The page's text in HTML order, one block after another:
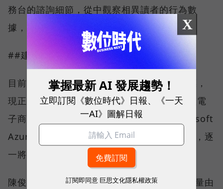
務台的諮詢細節，從中觀察相異讀者的行為數
據，進而在需求中創造無可替代的新服務。
##建立在地化服務，布局跨境商城
目前，金石堂已完成商品通與行銷通兩大目標，
現正朝會員通與價格通努力中，同時，金石堂電
子商務網站的多媒體介面也已經移轉至Microsoft
Azure雲端平台，下一步將根據資訊機密程度，逐
一將網站服務放到雲端平台上。
陳俊雄表示，採用Azure後最大好處是機房數量由
X
掌握最新 AI 發展趨勢！
立即訂閱《數位時代》日報、《一天
一AI》圖解日報
訂閱即同意 巨思文化隱私權政策